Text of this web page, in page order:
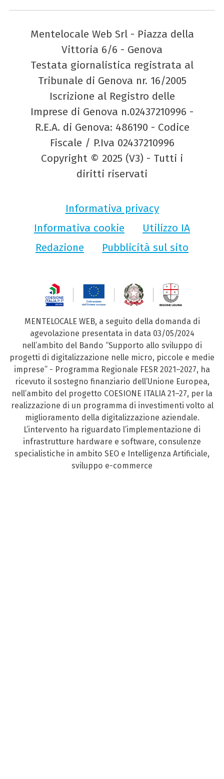
Mentelocale Web Srl - Piazza della
Vittoria 6/6 - Genova
Testata giornalistica registrata al
Tribunale di Genova nr. 16/2005
Iscrizione al Registro delle
Imprese di Genova n.02437210996 -
R.E.A. di Genova: 486190 - Codice
Fiscale / P.Iva 02437210996
Copyright © 2025 (V3) - Tutti i
diritti riservati
Informativa privacy
Informativa cookie
Utilizzo IA
Redazione
Pubblicità sul sito
MENTELOCALE WEB, a seguito della domanda di
agevolazione presentata in data 03/05/2024
nell’ambito del Bando “Supporto allo sviluppo di
progetti di digitalizzazione nelle micro, piccole e medie
imprese” - Programma Regionale FESR 2021–2027, ha
ricevuto il sostegno finanziario dell’Unione Europea,
nell’ambito del progetto COESIONE ITALIA 21–27, per la
realizzazione di un programma di investimenti volto al
miglioramento della digitalizzazione aziendale.
L’intervento ha riguardato l’implementazione di
infrastrutture hardware e software, consulenze
specialistiche in ambito SEO e Intelligenza Artificiale,
sviluppo e-commerce